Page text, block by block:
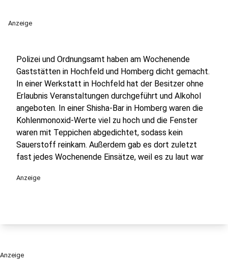
Anzeige
Polizei und Ordnungsamt haben am Wochenende
Gaststätten in Hochfeld und Homberg dicht gemacht.
In einer Werkstatt in Hochfeld hat der Besitzer ohne
Erlaubnis Veranstaltungen durchgeführt und Alkohol
angeboten. In einer Shisha-Bar in Homberg waren die
Kohlenmonoxid-Werte viel zu hoch und die Fenster
waren mit Teppichen abgedichtet, sodass kein
Sauerstoff reinkam. Außerdem gab es dort zuletzt
fast jedes Wochenende Einsätze, weil es zu laut war
Anzeige
Anzeige